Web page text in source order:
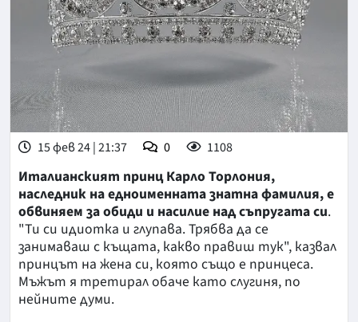
15 фев 24 | 21:37 0 1108
Италианският принц Карло Торлония,
наследник на едноименната знатна фамилия, е
обвиняем за обиди и насилие над съпругата си.
"Ти си идиотка и глупава. Трябва да се
занимаваш с къщата, какво правиш тук", казвал
принцът на жена си, която също е принцеса.
Мъжът я третирал обаче като слугиня, по
нейните думи.